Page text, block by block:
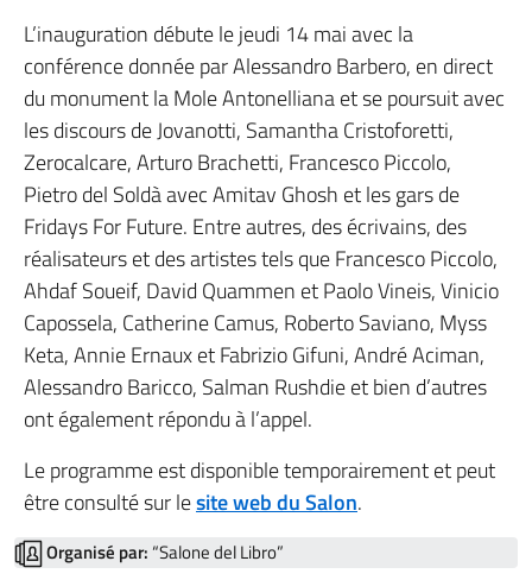
L’inauguration débute le jeudi 14 mai avec la
conférence donnée par Alessandro Barbero, en direct
du monument la Mole Antonelliana et se poursuit avec
les discours de Jovanotti, Samantha Cristoforetti,
Zerocalcare, Arturo Brachetti, Francesco Piccolo,
Pietro del Soldà avec Amitav Ghosh et les gars de
Fridays For Future. Entre autres, des écrivains, des
réalisateurs et des artistes tels que Francesco Piccolo,
Ahdaf Soueif, David Quammen et Paolo Vineis, Vinicio
Capossela, Catherine Camus, Roberto Saviano, Myss
Keta, Annie Ernaux et Fabrizio Gifuni, André Aciman,
Alessandro Baricco, Salman Rushdie et bien d’autres
ont également répondu à l’appel.
Le programme est disponible temporairement et peut
être consulté sur lesite web du Salon.
Organisé par: “Salone del Libro”